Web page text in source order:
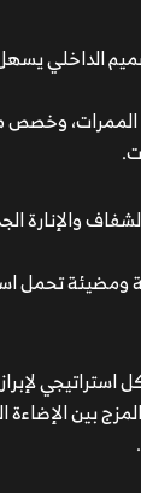
والإنارة
تحمل اسم
استراتيجي
بين الإضاءة
أرفف وعارضات
الديكورية
الداخلي
الممرات،
والإنارة
تحمل
استراتيجي
بين الإضاءة